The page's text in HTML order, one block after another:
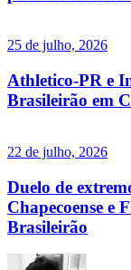
25 de julho, 2026
Athletico-PR e
Brasileirão em
22 de julho, 2026
Duelo de
Chapecoense e
Brasileirão